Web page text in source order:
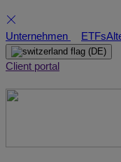
Skip
to
content
Unternehmen ETFs
(DE)
Client portal